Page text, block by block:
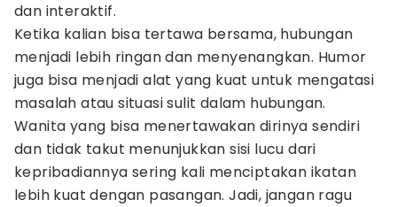
dan interaktif.
Ketika kalian bisa tertawa bersama, hubungan
menjadi lebih ringan dan menyenangkan. Humor
juga bisa menjadi alat yang kuat untuk mengatasi
masalah atau situasi sulit dalam hubungan.
Wanita yang bisa menertawakan dirinya sendiri
dan tidak takut menunjukkan sisi lucu dari
kepribadiannya sering kali menciptakan ikatan
lebih kuat dengan pasangan. Jadi, jangan ragu